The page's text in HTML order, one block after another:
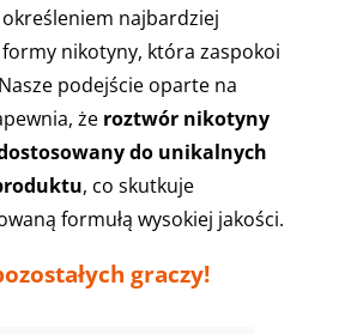
najbardziej
nikotyny, która zaspokoi
podejście oparte na
że roztwór nikotyny
do unikalnych
, co skutkuje
formułą wysokiej jakości.
graczy!